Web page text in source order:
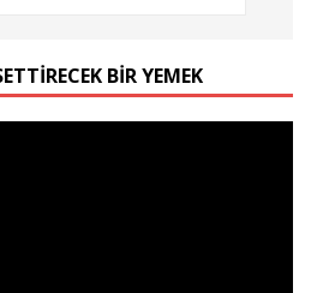
BIR YEMEK